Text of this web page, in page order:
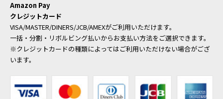
Amazon Pay
クレジットカード
VISA/MASTER/DINERS/JCB/AMEXがご利用いただけます。
一括・分割・リボルビング払いからお支払い方法をご選択できます。
※クレジットカードの種類によってはご利用いただけない場合がござ
います。